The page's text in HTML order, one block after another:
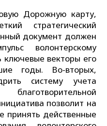
Дорожную карту,
стратегический
документ должен
волонтерскому
векторы его
годы. Во-вторых,
систему учета
позволит на
принять действенные